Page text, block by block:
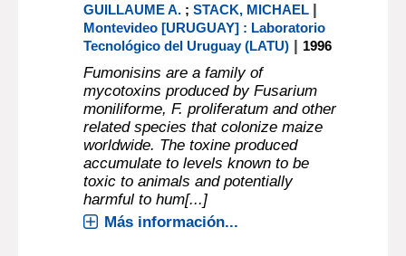
GUILLAUME A. ;STACK, MICHAEL |
Montevideo [URUGUAY] : Laboratorio
Tecnológico del Uruguay (LATU) | 1996
Fumonisins are a family of
mycotoxins produced by Fusarium
moniliforme, F. proliferatum and other
related species that colonize maize
worldwide. The toxine produced
accumulate to levels known to be
toxic to animals and potentially
harmful to hum[...]
Más información...